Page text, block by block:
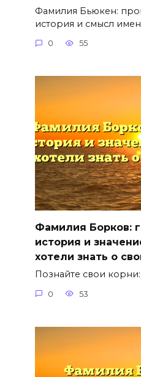
Фамилия Бьюкен:
история и смысл
0 55
Фамилия Борков:
история и
хотели знать о
Познайте свои
0 53